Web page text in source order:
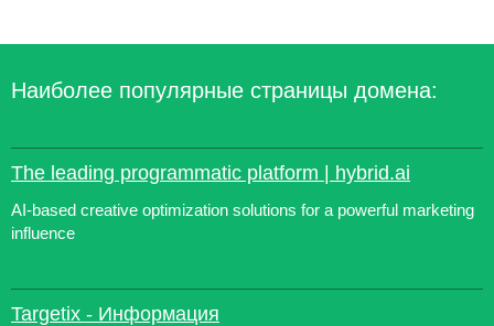
Наиболее популярные страницы домена:
The leading programmatic platform | hybrid.ai
AI-based creative optimization solutions for a powerful marketing
influence
Targetix - Информация